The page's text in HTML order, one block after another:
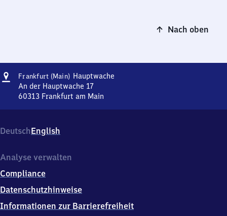
Nach oben
Adresse
Frankfurt (Main) Hauptwache
An der Hauptwache 17
60313 Frankfurt am Main
Hauptwache,
An
Hauptwache
6
0
1
DeutschEnglish
Analyse verwalten
Compliance
Datenschutzhinweise
Informationen zur Barrierefreiheit